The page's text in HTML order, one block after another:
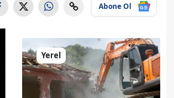
Abone Ol
Yerel